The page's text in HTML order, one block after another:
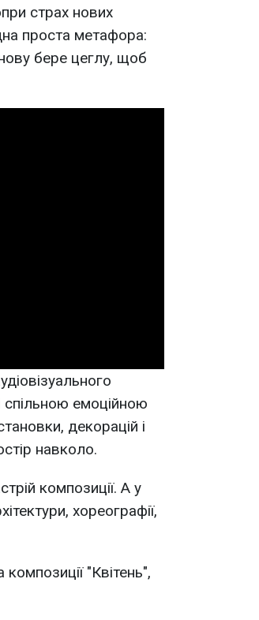
страх нових
проста метафора:
бере цеглу, щоб
спільною емоційною
декорацій і
навколо.
композиції. А у
хореографії,
"Квітень",